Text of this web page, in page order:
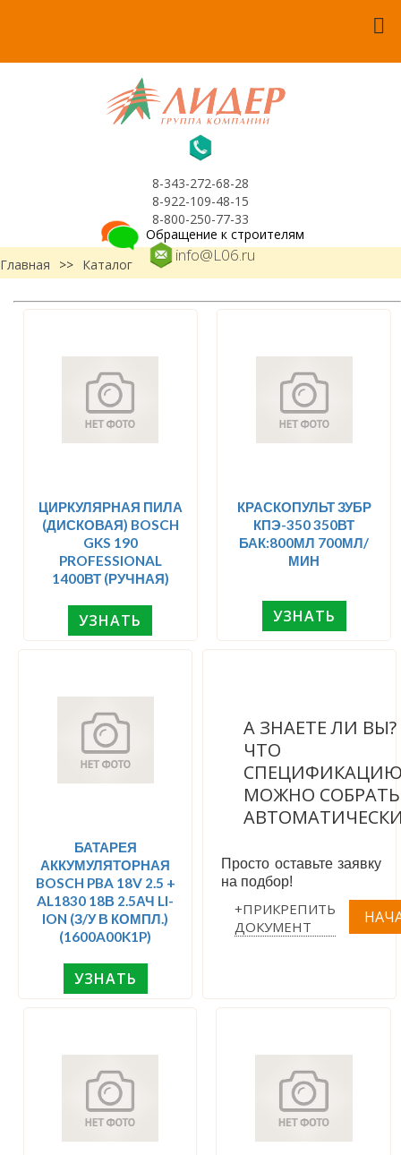
8-343-272-68-28
8-922-109-48-15
8-800-250-77-33
info@L06.ru
Обращение к строителям
Главная
>> Каталог
ЦИРКУЛЯРНАЯ ПИЛА
(ДИСКОВАЯ) BOSCH
GKS 190
PROFESSIONAL
1400ВТ (РУЧНАЯ)
УЗНАТЬ
КРАСКОПУЛЬТ ЗУБР
КПЭ-350 350ВТ
БАК:800МЛ 700МЛ/
МИН
УЗНАТЬ
БАТАРЕЯ
АККУМУЛЯТОРНАЯ
BOSCH PBA 18V 2.5 +
AL1830 18В 2.5АЧ LI-
ION (З/У В КОМПЛ.)
(1600A00K1P)
УЗНАТЬ
А ЗНАЕТЕ ЛИ ВЫ?
ЧТО
МОЖНО СОБРАТЬ
Просто оставьте заявку
на подбор!
+ПРИКРЕПИТЬ
ДОКУМЕНТ